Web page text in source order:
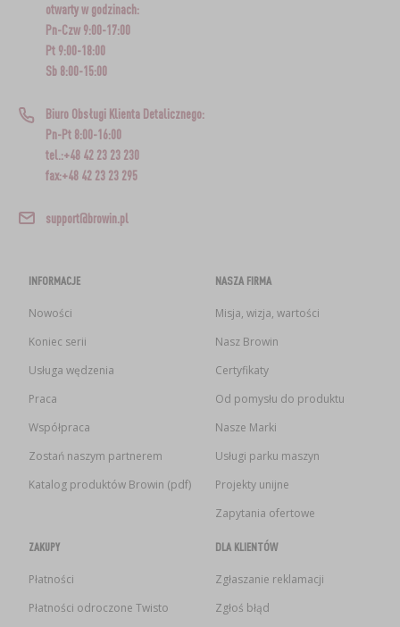
otwarty w godzinach:
Pn-Czw 9:00-17:00
Pt 9:00-18:00
Sb 8:00-15:00
Biuro Obsługi Klienta Detalicznego:
Pn-Pt 8:00-16:00
tel.:+48 42 23 23 230
fax:+48 42 23 23 295
support@browin.pl
INFORMACJE
Nowości
Koniec serii
Usługa wędzenia
Praca
Współpraca
Zostań naszym partnerem
Katalog produktów Browin (pdf)
NASZA FIRMA
Misja, wizja, wartości
Nasz Browin
Certyfikaty
Od pomysłu do produktu
Nasze Marki
Usługi parku maszyn
Projekty unijne
Zapytania ofertowe
ZAKUPY
Płatności
Płatności odroczone Twisto
DLA KLIENTÓW
Zgłaszanie reklamacji
Zgłoś błąd